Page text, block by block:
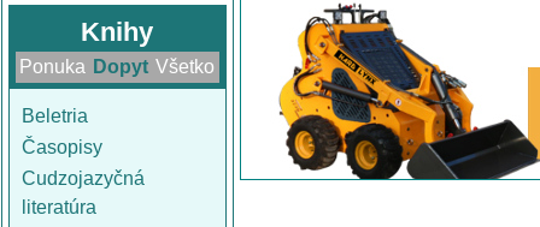
Knihy
Ponuka Dopyt Všetko
Beletria
Časopisy
Cudzojazyčná
literatúra